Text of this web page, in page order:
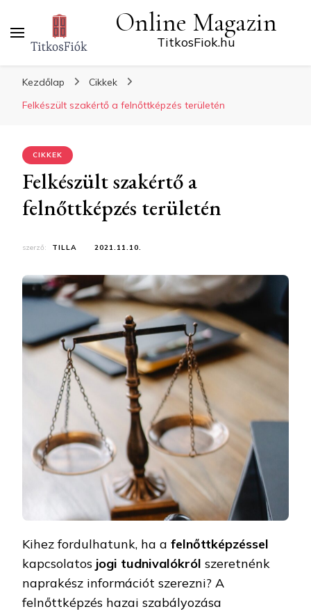
Online Magazin
TitkosFiok.hu
Kezdőlap
Cikkek
Felkészült szakértő a felnőttképzés területén
CIKKEK
Felkészült szakértő a
felnőttképzés területén
szerző: TILLA 2021.11.10.
Kihez fordulhatunk, ha a felnőttképzéssel
kapcsolatos jogi tudnivalókról szeretnénk
naprakész információt szerezni? A
felnőttképzés hazai szabályozása